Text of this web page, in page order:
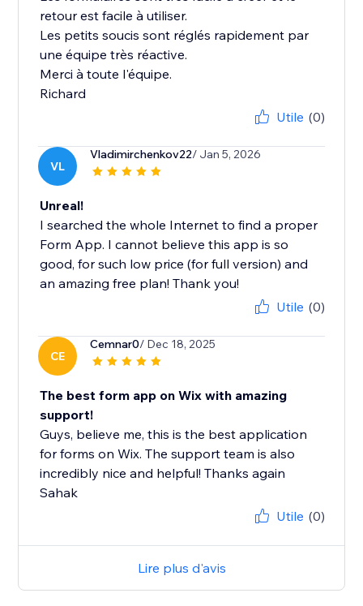
retour est facile à utiliser.
Les petits soucis sont réglés rapidement par
une équipe très réactive.
Merci à toute l'équipe.
Richard
Utile (0)
VL
Vladimirchenkov22/ Jan 5, 2026
Unreal!
I searched the whole Internet to find a proper
Form App. I cannot believe this app is so
good, for such low price (for full version) and
an amazing free plan! Thank you!
Utile (0)
CE
Cemnar0/ Dec 18, 2025
The best form app on Wix with amazing
support!
Guys, believe me, this is the best application
for forms on Wix. The support team is also
incredibly nice and helpful! Thanks again
Sahak
Utile (0)
Lire plus d'avis